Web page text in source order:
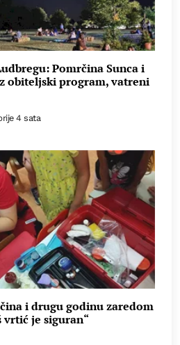
Pomrčina Sunca i
obiteljski program, vatreni
4 sata
i drugu godinu zaredom
vrtić je siguran“